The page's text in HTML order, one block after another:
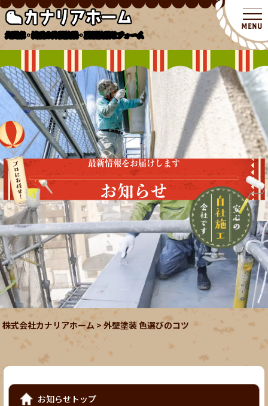
北関東・埼玉の外壁塗装・屋根塗装リフォーム
最新情報をお届けします
お知らせ
株式会社カナリアホーム>外壁塗装 色選びのコツ
お知らせトップ